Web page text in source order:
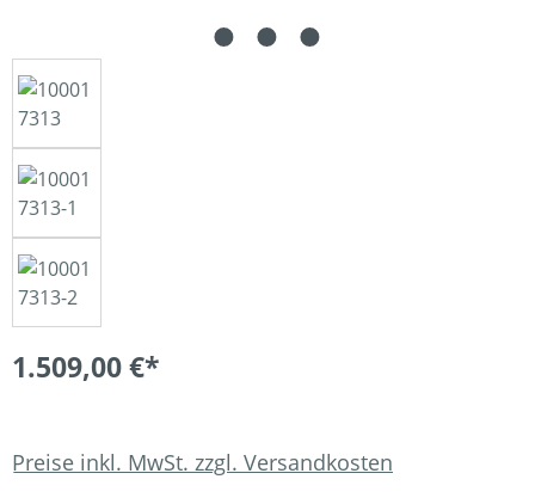
1.509,00 €*
Preise inkl. MwSt. zzgl. Versandkosten